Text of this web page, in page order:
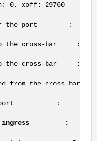
0, xoff: 29760
the port :
the cross-bar :
the cross-bar :
the cross-bar
port :
on ingress :